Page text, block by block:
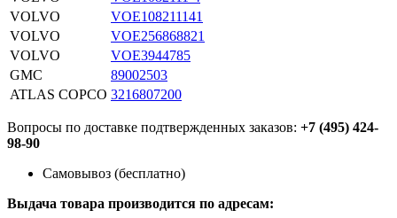
VOLVO
VOE108211141
VOLVO
VOE256868821
VOLVO
VOE3944785
GMC
89002503
ATLAS COPCO 3216807200
Вопросы по доставке подтвержденных заказов: +7 (495) 424-
98-90
Самовывоз (бесплатно)
Выдача товара производится по адресам: